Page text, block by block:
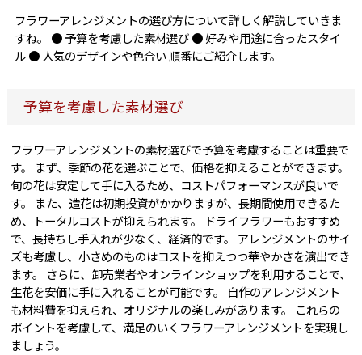
フラワーアレンジメントの選び方について詳しく解説していきま
すね。 ● 予算を考慮した素材選び ● 好みや用途に合ったスタイ
ル ● 人気のデザインや色合い 順番にご紹介します。
予算を考慮した素材選び
フラワーアレンジメントの素材選びで予算を考慮することは重要で
す。 まず、季節の花を選ぶことで、価格を抑えることができます。
旬の花は安定して手に入るため、コストパフォーマンスが良いで
す。 また、造花は初期投資がかかりますが、長期間使用できるた
め、トータルコストが抑えられます。 ドライフラワーもおすすめ
で、長持ちし手入れが少なく、経済的です。 アレンジメントのサイ
ズも考慮し、小さめのものはコストを抑えつつ華やかさを演出でき
ます。 さらに、卸売業者やオンラインショップを利用することで、
生花を安価に手に入れることが可能です。 自作のアレンジメント
も材料費を抑えられ、オリジナルの楽しみがあります。 これらの
ポイントを考慮して、満足のいくフラワーアレンジメントを実現し
ましょう。